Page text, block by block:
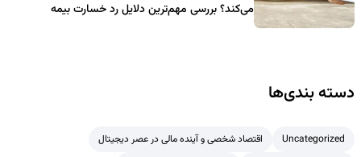
می‌کند؟ بررسی مهم‌ترین دلایل رد خسارت بیمه
دسته بندی‌ها
Uncategorized
اقتصاد شخصی و آینده مالی در عصر دیجیتال